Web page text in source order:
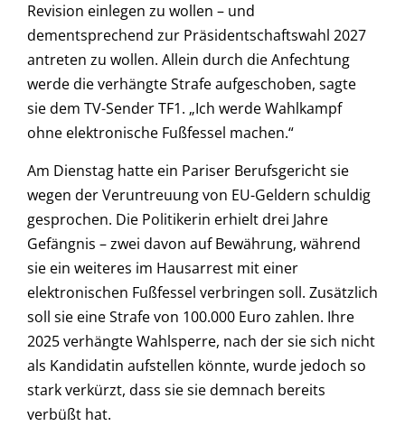
Revision einlegen zu wollen – und
dementsprechend zur Präsidentschaftswahl 2027
antreten zu wollen. Allein durch die Anfechtung
werde die verhängte Strafe aufgeschoben, sagte
sie dem TV-Sender TF1. „Ich werde Wahlkampf
ohne elektronische Fußfessel machen.“
Am Dienstag hatte ein Pariser Berufsgericht sie
wegen der Veruntreuung von EU-Geldern schuldig
gesprochen. Die Politikerin erhielt drei Jahre
Gefängnis – zwei davon auf Bewährung, während
sie ein weiteres im Hausarrest mit einer
elektronischen Fußfessel verbringen soll. Zusätzlich
soll sie eine Strafe von 100.000 Euro zahlen. Ihre
2025 verhängte Wahlsperre, nach der sie sich nicht
als Kandidatin aufstellen könnte, wurde jedoch so
stark verkürzt, dass sie sie demnach bereits
verbüßt hat.